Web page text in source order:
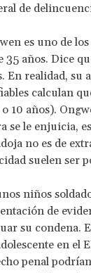
de
es uno de
35 años. Dice
En realidad, su
calculan
o 10 años).
se le enjuicia,
no es de
suelen ser
niños
de
su condena.
en el
penal